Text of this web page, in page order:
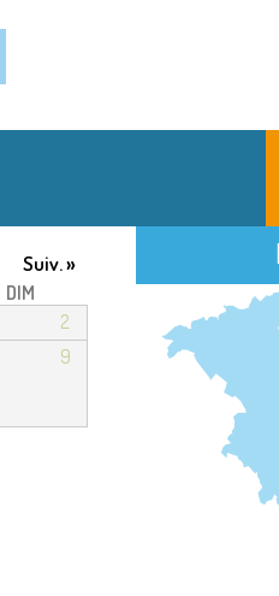
Suiv. »
DIM
2
9